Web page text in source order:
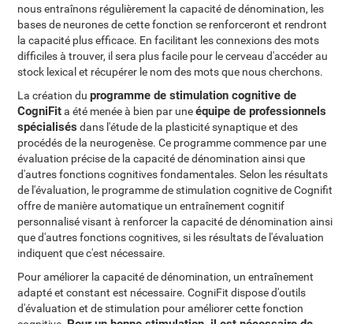
nous entraînons régulièrement la capacité de dénomination, les
bases de neurones de cette fonction se renforceront et rendront
la capacité plus efficace. En facilitant les connexions des mots
difficiles à trouver, il sera plus facile pour le cerveau d'accéder au
stock lexical et récupérer le nom des mots que nous cherchons.
La création duprogramme de stimulation cognitive de
CogniFita été menée à bien par uneéquipe de professionnels
spécialisés dans l'étude de la plasticité synaptique et des
procédés de la neurogenèse. Ce programme commence par une
évaluation précise de la capacité de dénomination ainsi que
d'autres fonctions cognitives fondamentales. Selon les résultats
de l'évaluation, le programme de stimulation cognitive de Cognifit
offre de manière automatique un entraînement cognitif
personnalisé visant à renforcer la capacité de dénomination ainsi
que d'autres fonctions cognitives, si les résultats de l'évaluation
indiquent que c'est nécessaire.
Pour améliorer la capacité de dénomination, un entraînement
adapté et constant est nécessaire. CogniFit dispose d'outils
d'évaluation et de stimulation pour améliorer cette fonction